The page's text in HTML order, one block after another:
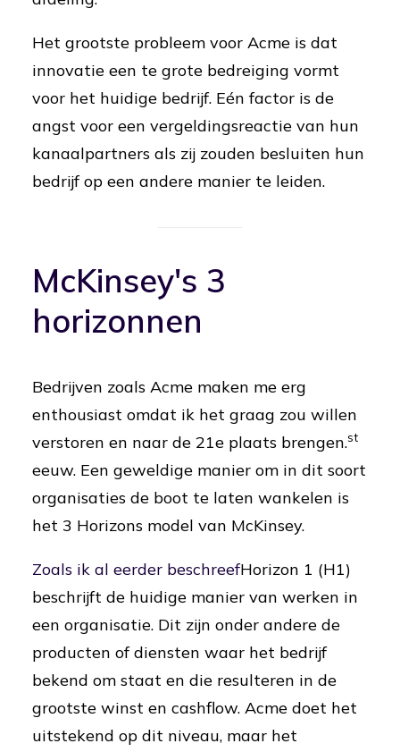
Het grootste probleem voor Acme is dat
innovatie een te grote bedreiging vormt
voor het huidige bedrijf. Eén factor is de
angst voor een vergeldingsreactie van hun
kanaalpartners als zij zouden besluiten hun
bedrijf op een andere manier te leiden.
McKinsey's 3
horizonnen
Bedrijven zoals Acme maken me erg
enthousiast omdat ik het graag zou willen
verstoren en naar de 21e plaats brengen.st
eeuw. Een geweldige manier om in dit soort
organisaties de boot te laten wankelen is
het 3 Horizons model van McKinsey.
Zoals ik al eerder beschreefHorizon 1 (H1)
beschrijft de huidige manier van werken in
een organisatie. Dit zijn onder andere de
producten of diensten waar het bedrijf
bekend om staat en die resulteren in de
grootste winst en cashflow. Acme doet het
uitstekend op dit niveau, maar het